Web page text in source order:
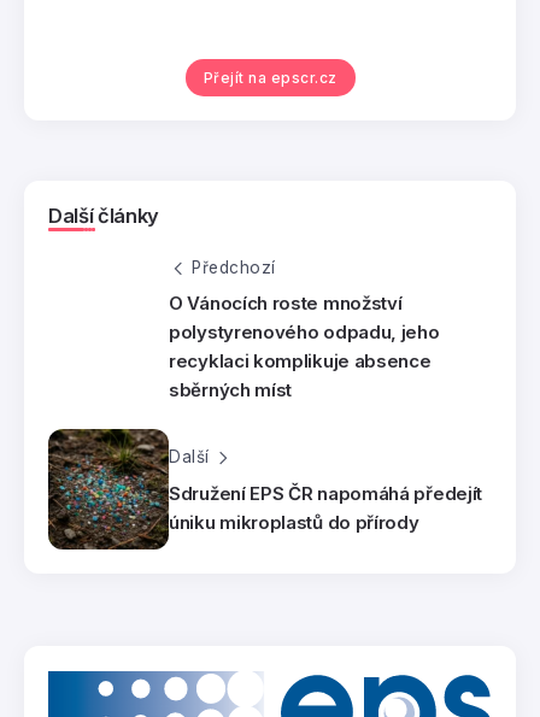
Přejít na epscr.cz
Další články
Předchozí
O Vánocích roste množství
polystyrenového odpadu, jeho
recyklaci komplikuje absence
sběrných míst
Další
Sdružení EPS ČR napomáhá předejít
úniku mikroplastů do přírody